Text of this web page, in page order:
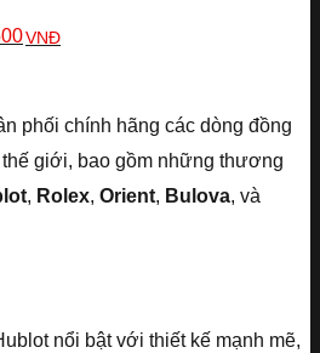
VNĐ
phối chính hãng các dòng đồng
giới, bao gồm những thương
, Rolex, Orient, Bulova, và
nổi bật với thiết kế mạnh mẽ,